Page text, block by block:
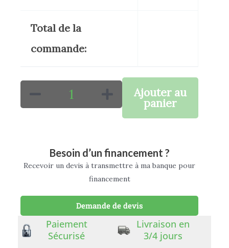
Total de la
commande:
Ajouter au
panier
Besoin d’un financement ?
Recevoir un devis à transmettre à ma banque pour
financement
Demande de devis
Paiement
Sécurisé
Livraison en
3/4 jours